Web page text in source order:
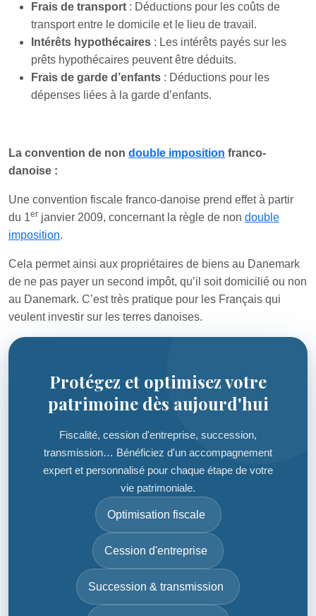
Frais de transport : Déductions pour les coûts de
transport entre le domicile et le lieu de travail.
Intérêts hypothécaires : Les intérêts payés sur les
prêts hypothécaires peuvent être déduits.
Frais de garde d’enfants : Déductions pour les
dépenses liées à la garde d’enfants.
La convention de non double imposition franco-
danoise :
Une convention fiscale franco-danoise prend effet à partir
du 1er janvier 2009, concernant la règle de non double
imposition.
Cela permet ainsi aux propriétaires de biens au Danemark
de ne pas payer un second impôt, qu’il soit domicilié ou non
au Danemark. C’est très pratique pour les Français qui
veulent investir sur les terres danoises.
Protégez et optimisez votre
patrimoine dès aujourd'hui
Fiscalité, cession d'entreprise, succession,
transmission… Bénéficiez d'un accompagnement
expert et personnalisé pour chaque étape de votre
vie patrimoniale.
Optimisation fiscale
Cession d'entreprise
Succession & transmission